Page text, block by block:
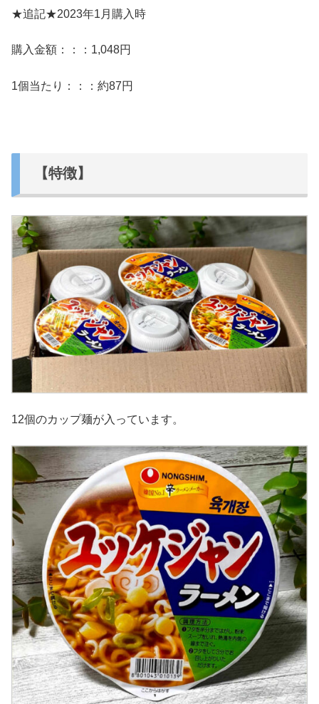
★追記★2023年1月購入時
購入金額：：：1,048円
1個当たり：：：約87円
【特徴】
12個のカップ麺が入っています。